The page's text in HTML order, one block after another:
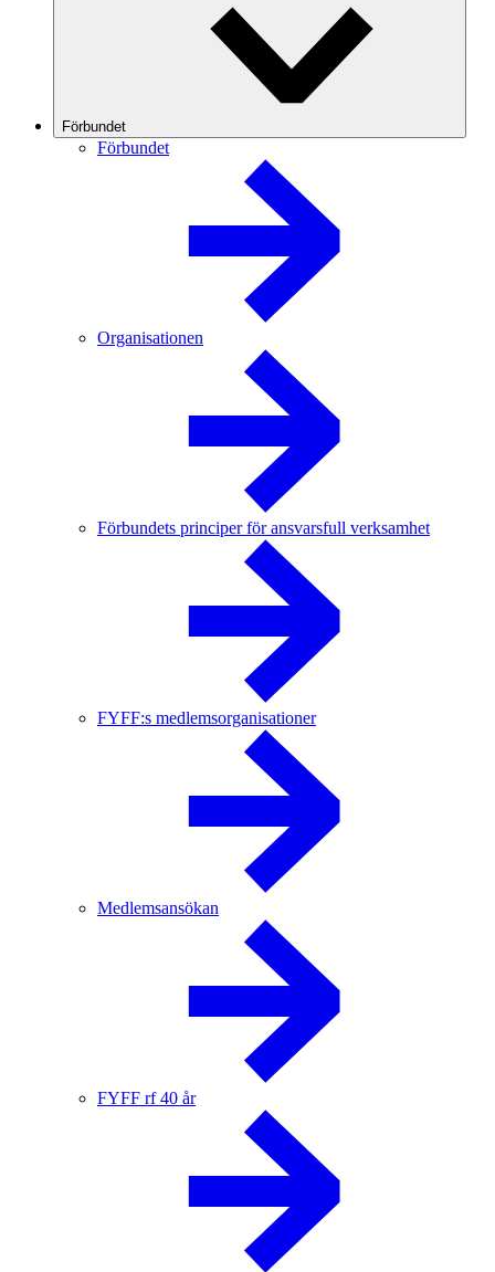
Förbundet
Förbundet
Organisationen
Förbundets principer för ansvarsfull verksamhet
FYFF:s medlemsorganisationer
Medlemsansökan
FYFF rf 40 år